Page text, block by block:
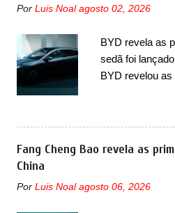
Fiat Strada é
topo do
prova viva que
ela...
Por Luis Noal agosto 02, 2026
BYD revela as
sedã foi
BYD revelou
Seal 06 EV,
modelo agora
traseira, que
ainda sem
percebe que o
Fang Cheng Bao revela as
China
Por Luis Noal agosto 06, 2026